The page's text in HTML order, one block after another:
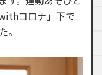
コロナ」下で
。